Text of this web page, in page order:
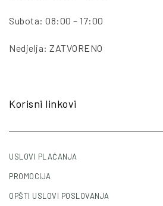
Subota: 08:00 – 17:00
Nedjelja: ZATVORENO
Korisni linkovi
USLOVI PLAĆANJA
PROMOCIJA
OPŠTI USLOVI POSLOVANJA